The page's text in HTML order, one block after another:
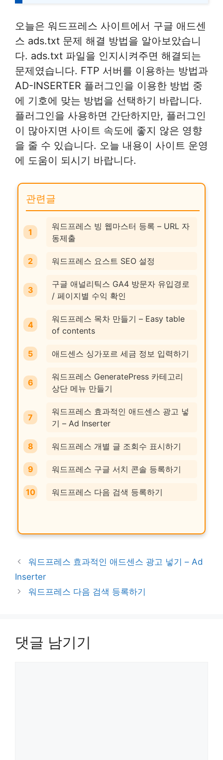
오늘은 워드프레스 사이트에서 구글 애드센
스 ads.txt 문제 해결 방법을 알아보았습니
다. ads.txt 파일을 인지시켜주면 해결되는
문제였습니다. FTP 서버를 이용하는 방법과
AD-INSERTER 플러그인을 이용한 방법 중
에 기호에 맞는 방법을 선택하기 바랍니다.
플러그인을 사용하면 간단하지만, 플러그인
이 많아지면 사이트 속도에 좋지 않은 영향
을 줄 수 있습니다. 오늘 내용이 사이트 운영
에 도움이 되시기 바랍니다.
관련글
워드프레스 빙 웹마스터 등록 – URL 자
동제출
워드프레스 요스트 SEO 설정
구글 애널리틱스 GA4 방문자 유입경로
/ 페이지별 수익 확인
워드프레스 목차 만들기 – Easy table
of contents
애드센스 싱가포르 세금 정보 입력하기
워드프레스 GeneratePress 카테고리
상단 메뉴 만들기
워드프레스 효과적인 애드센스 광고 넣
기 – Ad Inserter
워드프레스 개별 글 조회수 표시하기
워드프레스 구글 서치 콘솔 등록하기
워드프레스 다음 검색 등록하기
워드프레스 효과적인 애드센스 광고 넣기 – Ad
Inserter
워드프레스 다음 검색 등록하기
댓글 남기기